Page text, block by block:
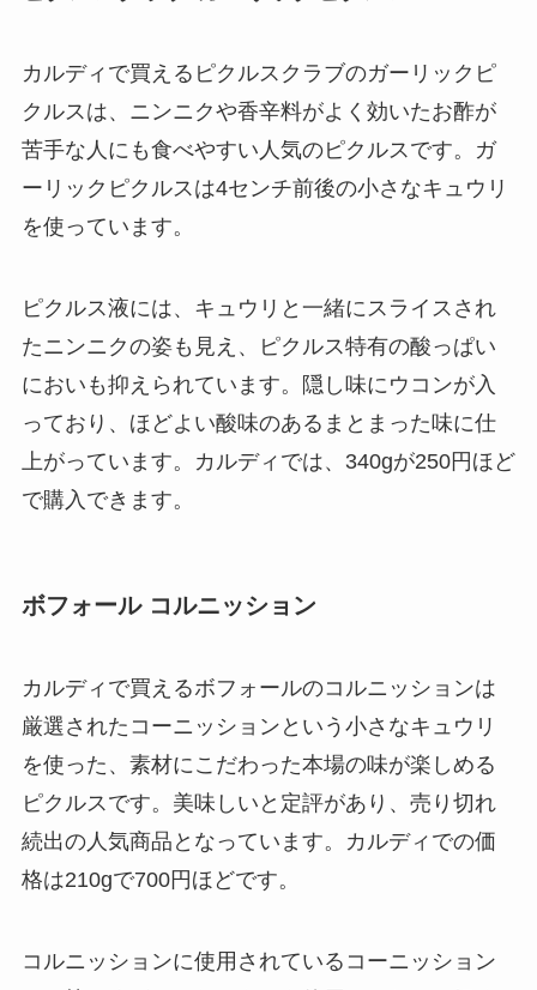
カルディで買えるピクルスクラブのガーリックピ
クルスは、ニンニクや香辛料がよく効いたお酢が
苦手な人にも食べやすい人気のピクルスです。ガ
ーリックピクルスは4センチ前後の小さなキュウリ
を使っています。
ピクルス液には、キュウリと一緒にスライスされ
たニンニクの姿も見え、ピクルス特有の酸っぱい
においも抑えられています。隠し味にウコンが入
っており、ほどよい酸味のあるまとまった味に仕
上がっています。カルディでは、340gが250円ほど
で購入できます。
ボフォール コルニッション
カルディで買えるボフォールのコルニッションは
厳選されたコーニッションという小さなキュウリ
を使った、素材にこだわった本場の味が楽しめる
ピクルスです。美味しいと定評があり、売り切れ
続出の人気商品となっています。カルディでの価
格は210gで700円ほどです。
コルニッションに使用されているコーニッション